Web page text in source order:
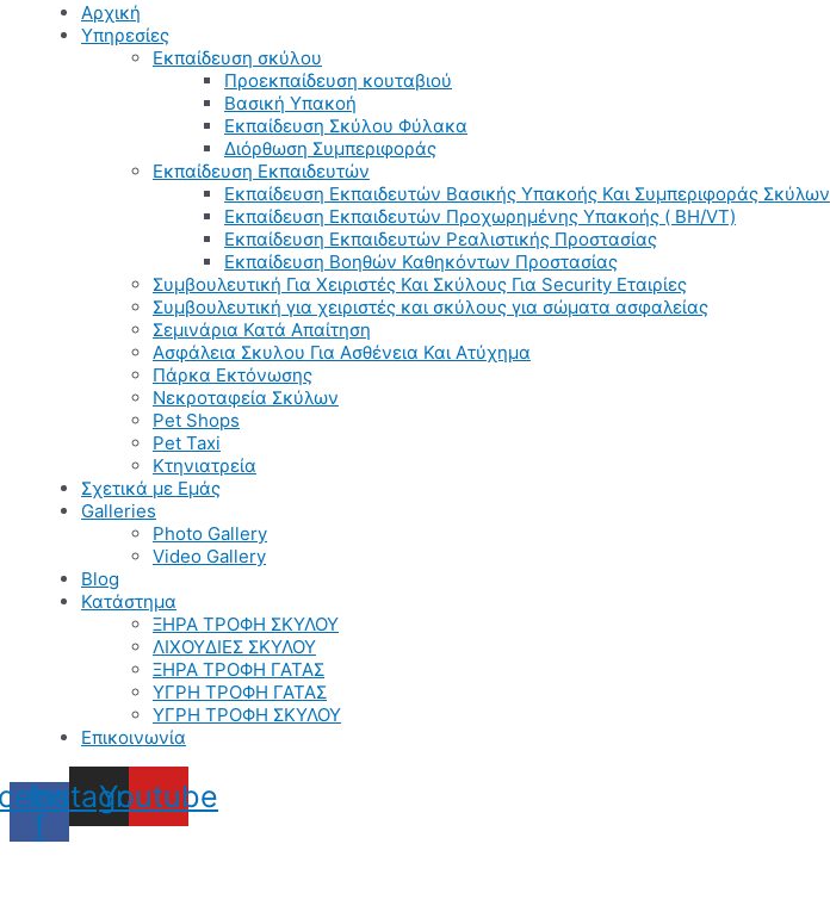
Αρχική
Υπηρεσίες
Εκπαίδευση σκύλου
Προεκπαίδευση κουταβιού
Βασική Υπακοή
Εκπαίδευση Σκύλου Φύλακα
Διόρθωση Συμπεριφοράς
Εκπαίδευση Εκπαιδευτών
Εκπαίδευση Εκπαιδευτών Βασικής Υπακοής Και Συμπεριφοράς Σκύλων
Εκπαίδευση Εκπαιδευτών Προχωρημένης Υπακοής ( BH/VT)
Εκπαίδευση Εκπαιδευτών Ρεαλιστικής Προστασίας
Εκπαίδευση Βοηθών Καθηκόντων Προστασίας
Συμβουλευτική Για Χειριστές Και Σκύλους Για Security Εταιρίες
Συμβουλευτική για χειριστές και σκύλους για σώματα ασφαλείας
Σεμινάρια Κατά Απαίτηση
Ασφάλεια Σκυλου Για Ασθένεια Και Ατύχημα
Πάρκα Εκτόνωσης
Νεκροταφεία Σκύλων
Pet Shops
Pet Taxi
Κτηνιατρεία
Σχετικά με Εμάς
Galleries
Photo Gallery
Video Gallery
Blog
Κατάστημα
ΞΗΡΑ ΤΡΟΦΗ ΣΚΥΛΟΥ
ΛΙΧΟΥΔΙΕΣ ΣΚΥΛΟΥ
ΞΗΡΑ ΤΡΟΦΗ ΓΑΤΑΣ
ΥΓΡΗ ΤΡΟΦΗ ΓΑΤΑΣ
ΥΓΡΗ ΤΡΟΦΗ ΣΚΥΛΟΥ
Επικοινωνία
f
Instagram
Youtube